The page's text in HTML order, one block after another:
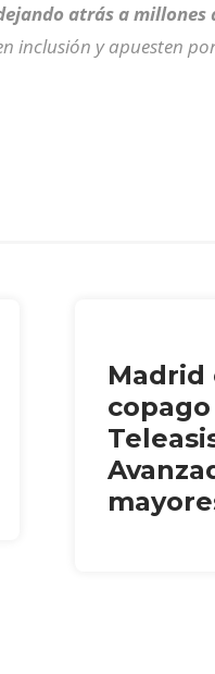
atrás a millones
inclusión y apuesten
Madrid